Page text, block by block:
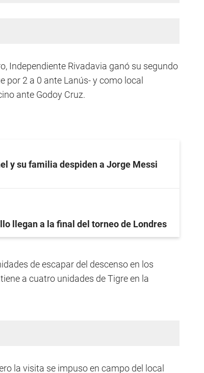
Independiente Rivadavia ganó su segundo
por 2 a 0 ante Lanús- y como local
ante Godoy Cruz.
y su familia despiden a Jorge Messi
llegan a la final del torneo de Londres
de escapar del descenso en los
a cuatro unidades de Tigre en la
la visita se impuso en campo del local